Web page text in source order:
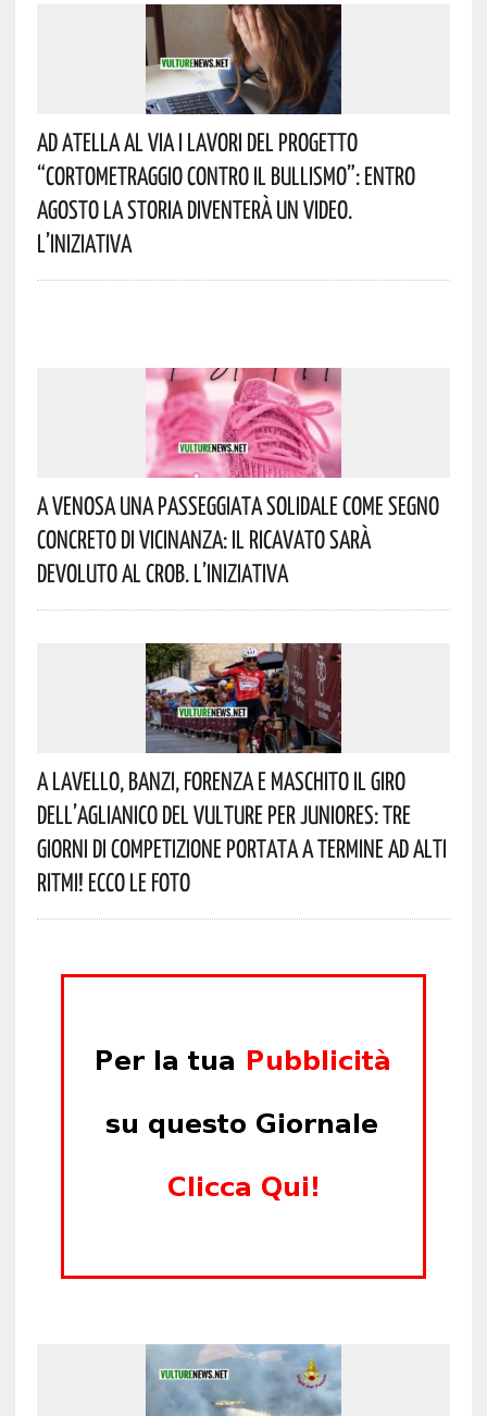
Ad Atella Al Via I Lavori Del Progetto
“Cortometraggio Contro Il Bullismo”: Entro
Agosto La Storia Diventerà Un Video.
L’iniziativa
A Venosa Una Passeggiata Solidale Come Segno
Concreto Di Vicinanza: Il Ricavato Sarà
Devoluto Al CROB. L’iniziativa
A Lavello, Banzi, Forenza E Maschito Il Giro
Dell’Aglianico Del Vulture Per Juniores: Tre
Giorni Di Competizione Portata A Termine Ad Alti
Ritmi! Ecco Le Foto